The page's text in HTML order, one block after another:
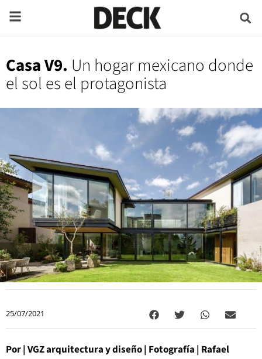
Casa V9. Un hogar mexicano donde
el sol es el protagonista
25/07/2021
Por | VGZ arquitectura y diseño | Fotografía | Rafael